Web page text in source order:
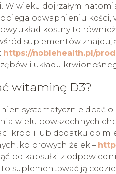
W wieku dojrzałym
odwapnieniu kości,
układ kostny to
suplementów znajdują
https://noblehealth.pl/
i układu
witaminę D3?
systematycznie dbać
wielu powszechnych
kropli lub dodatku do
kolorowych żelek –
po kapsułki z
suplementować ją